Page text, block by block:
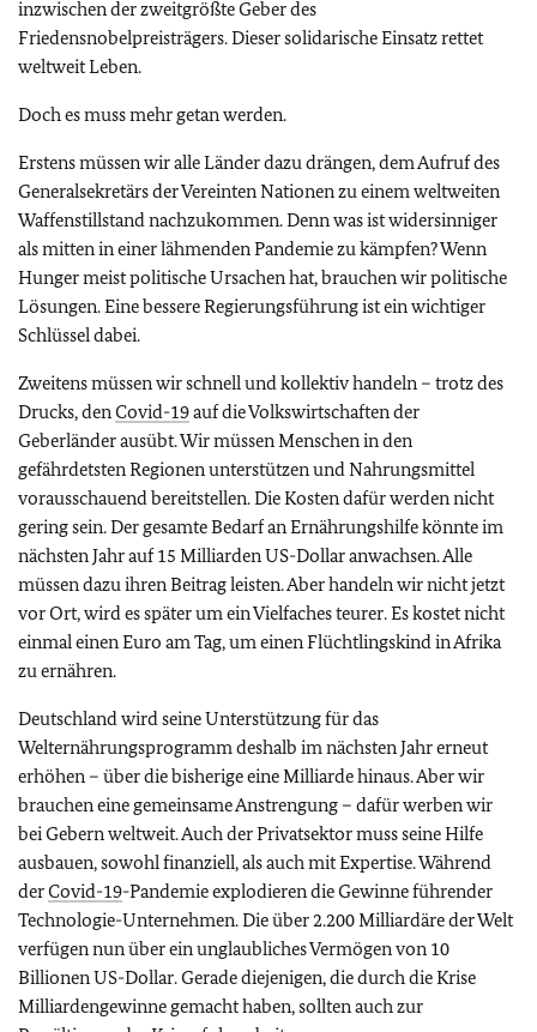
inzwischen der zweitgrößte Geber des
Friedensnobelpreisträgers. Dieser solidarische Einsatz rettet
weltweit Leben.
Doch es muss mehr getan werden.
Erstens müssen wir alle Länder dazu drängen, dem Aufruf des
Generalsekretärs der Vereinten Nationen zu einem weltweiten
Waffenstillstand nachzukommen. Denn was ist widersinniger
als mitten in einer lähmenden Pandemie zu kämpfen? Wenn
Hunger meist politische Ursachen hat, brauchen wir politische
Lösungen. Eine bessere Regierungsführung ist ein wichtiger
Schlüssel dabei.
Zweitens müssen wir schnell und kollektiv handeln – trotz des
Drucks, denCovid-19auf die Volkswirtschaften der
Geberländer ausübt. Wir müssen Menschen in den
gefährdetsten Regionen unterstützen und Nahrungsmittel
vorausschauend bereitstellen. Die Kosten dafür werden nicht
gering sein. Der gesamte Bedarf an Ernährungshilfe könnte im
nächsten Jahr auf 15 Milliarden US-Dollar anwachsen. Alle
müssen dazu ihren Beitrag leisten. Aber handeln wir nicht jetzt
vor Ort, wird es später um ein Vielfaches teurer. Es kostet nicht
einmal einen Euro am Tag, um einen Flüchtlingskind in Afrika
zu ernähren.
Deutschland wird seine Unterstützung für das
Welternährungsprogramm deshalb im nächsten Jahr erneut
erhöhen – über die bisherige eine Milliarde hinaus. Aber wir
brauchen eine gemeinsame Anstrengung – dafür werben wir
bei Gebern weltweit. Auch der Privatsektor muss seine Hilfe
ausbauen, sowohl finanziell, als auch mit Expertise. Während
derCovid-19-Pandemie explodieren die Gewinne führender
Technologie-Unternehmen. Die über 2.200 Milliardäre der Welt
verfügen nun über ein unglaubliches Vermögen von 10
Billionen US-Dollar. Gerade diejenigen, die durch die Krise
Milliardengewinne gemacht haben, sollten auch zur